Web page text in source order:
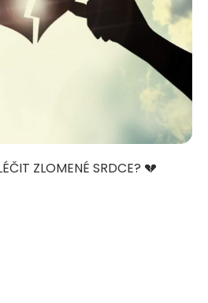
ZLOMENÉ SRDCE? 💔